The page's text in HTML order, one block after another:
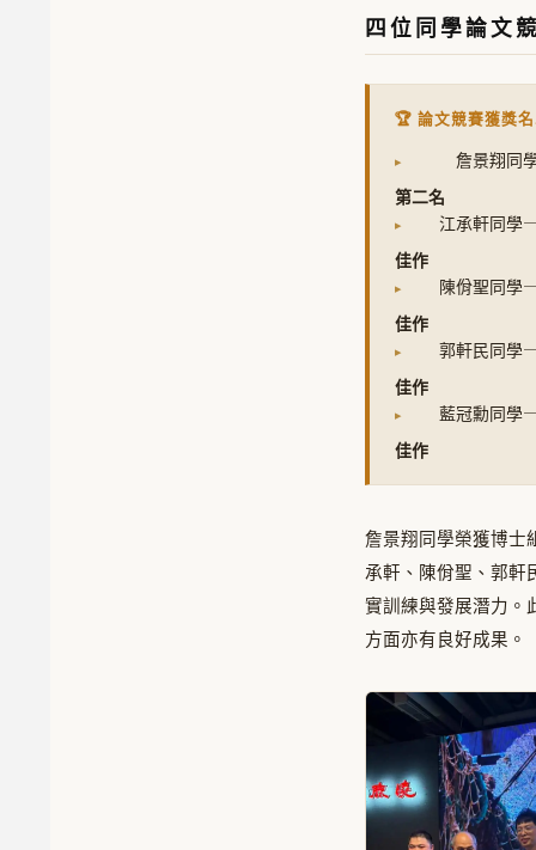
四位同學論文
🏆 論文競賽獲獎
詹景翔同
第二名
江承軒同學
佳作
陳佾聖同學
佳作
郭軒民同學
佳作
藍冠勳同學
佳作
詹景翔同學榮獲博士
承軒、陳佾聖、郭軒
實訓練與發展潛力。
方面亦有良好成果。